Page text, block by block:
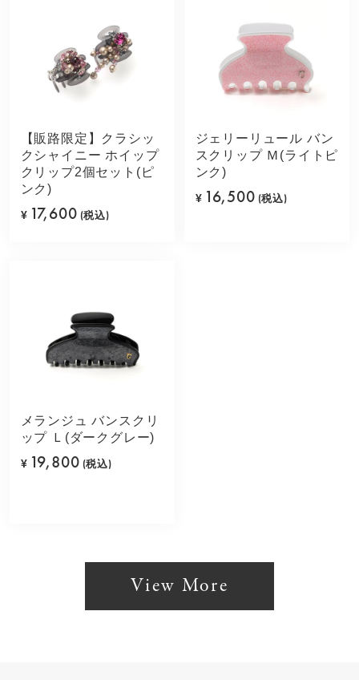
【販路限定】クラシッ
クシャイニー ホイップ
クリップ2個セット(ピ
ンク)
¥ 17,600 (税込)
ジェリーリュール バン
スクリップ Ｍ(ライトピ
ンク)
¥ 16,500 (税込)
メランジュ バンスクリ
ップ Ｌ(ダークグレー)
¥ 19,800 (税込)
View More